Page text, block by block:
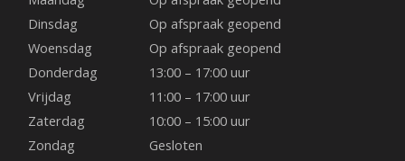
o
o
k
Dinsdag
Op afspraak geopend
Woensdag
Op afspraak geopend
Donderdag
13:00 – 17:00 uur
Vrijdag
11:00 – 17:00 uur
Zaterdag
10:00 – 15:00 uur
Zondag
Gesloten